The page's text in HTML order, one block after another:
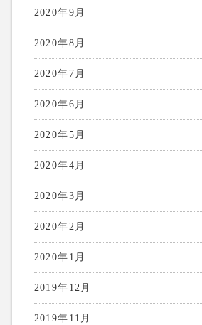
2020年9月
2020年8月
2020年7月
2020年6月
2020年5月
2020年4月
2020年3月
2020年2月
2020年1月
2019年12月
2019年11月